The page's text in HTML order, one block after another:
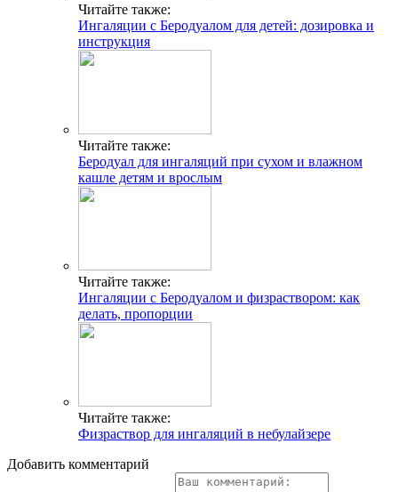
Читайте также:
Ингаляции с Беродуалом для детей: дозировка и
инструкция
Читайте также:
Беродуал для ингаляций при сухом и влажном
кашле детям и врослым
Читайте также:
Ингаляции с Беродуалом и физраствором: как
делать, пропорции
Читайте также:
Физраствор для ингаляций в небулайзере
Добавить комментарий